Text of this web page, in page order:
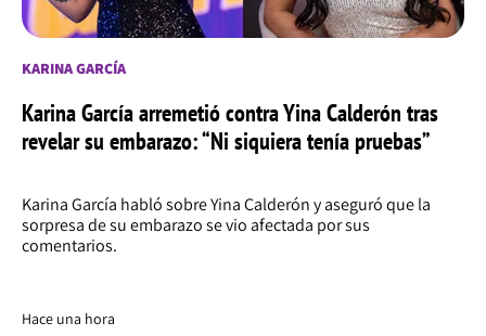
KARINA GARCÍA
Karina García arremetió contra Yina Calderón tras
revelar su embarazo: “Ni siquiera tenía pruebas”
Karina García habló sobre Yina Calderón y aseguró que la
sorpresa de su embarazo se vio afectada por sus
comentarios.
Hace una hora